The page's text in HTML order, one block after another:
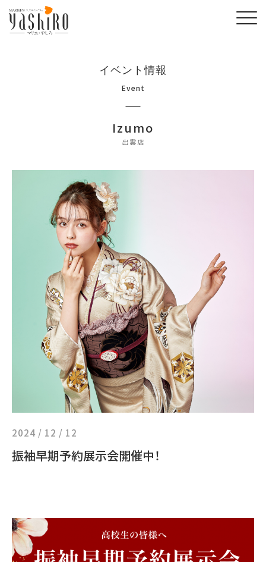
イベント情報
Event
Izumo
出雲店
2024 / 12 / 12
振袖早期予約展示会開催中！